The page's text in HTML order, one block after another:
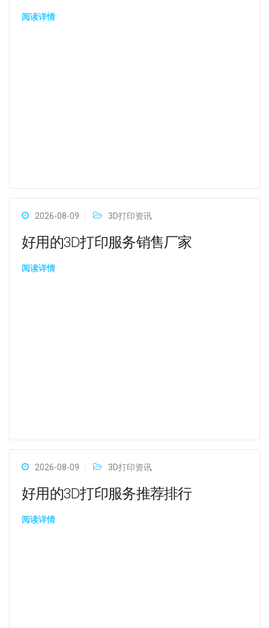
阅读详情
2026-08-09 3D打印资讯
好用的3D打印服务销售厂家
阅读详情
2026-08-09 3D打印资讯
好用的3D打印服务推荐排行
阅读详情